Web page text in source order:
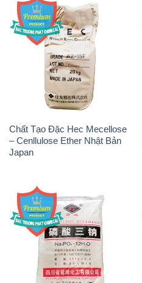
Chất Tạo Đặc Hec Mecellose
– Cenllulose Ether Nhật Bản
Japan